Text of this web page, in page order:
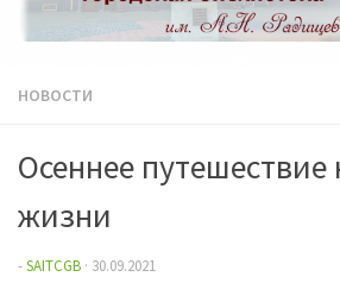
НОВОСТИ
Осеннее путешествие
жизни
-SAITCGB · 30.09.2021